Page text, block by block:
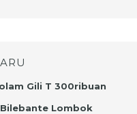
Gili T 300ribuan
Lombok